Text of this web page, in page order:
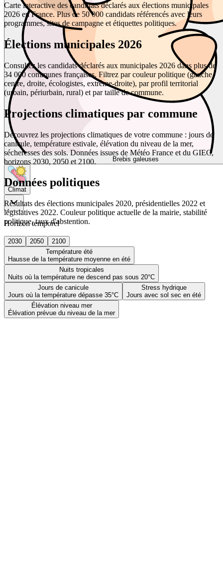
Brebis galeuses
Climat
Horizon temporel
2030 2050
2100
Température été
Hausse de la température moyenne en été
Nuits tropicales
Nuits où la température ne descend pas sous 20°C
Jours de canicule
Jours où la température dépasse 35°C
Stress hydrique
Jours avec sol sec en été
Élévation niveau mer
Élévation prévue du niveau de la mer
Carte interactive des candidats déclarés aux élections municipales
2026 en France. Plus de 50 000 candidats référencés avec leurs
programmes, sites de campagne et étiquettes politiques.
Élections municipales 2026
Consultez les candidats déclarés aux municipales 2026 dans plus de
34 000 communes françaises. Filtrez par couleur politique (gauche,
centre, droite, écologistes, extrême-droite), par profil territorial
(urbain, périurbain, rural) et par taille de commune.
Projections climatiques par commune
Découvrez les projections climatiques de votre commune : jours de
canicule, température estivale, élévation du niveau de la mer,
sécheresses des sols. Données issues de Météo France et du GIEC,
horizons 2030, 2050 et 2100.
Données politiques
Résultats des élections municipales 2020, présidentielles 2022 et
législatives 2022. Couleur politique actuelle de la mairie, stabilité
politique, taux d'abstention.